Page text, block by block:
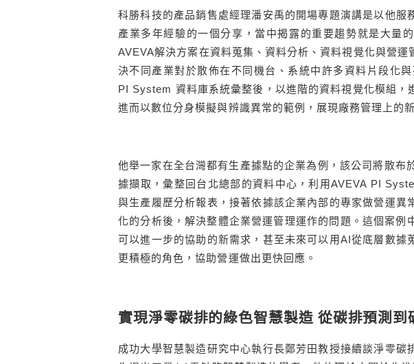
科勝科技的產品銷售處經理潘安禹的開場專題演講是以他服
產業多年經驗的一個分享，當中揭露的重要趨勢就是大量
AVEVA解決方案在資料蒐集、資料分析、資料視覺化與營
決不同產業對於散佈在不同機台、系統中許多資料片段化
PI System 資料庫系統彙整後，以進階的資料視覺化模組，
進而以數位分身模擬與辨識異常的範例，展現廠務管理上的
他舉一家在全台灣都有生產據點的企業為例，該公司將散布
據擷取，彙整回台北總部的資料中心，利用AVEVA PI
與生產履歷分析報表，接著依據該企業內部的專家做營運異
化的分析後，解決整體企業營運管理運作的問題。這個案例
可以進一步的協助的新需求，甚至未來可以用AI從底層數據
更積極的角色，協助營運做出更快回應。
實現淨零碳排的綠色智慧製造 從碳排預測到
成功大學智慧製造研究中心執行長鄭芳田教授接續談淨零碳